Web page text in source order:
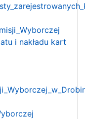
i nakładu kart